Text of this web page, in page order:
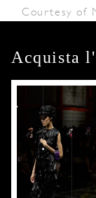
Courtesy of
Acquista